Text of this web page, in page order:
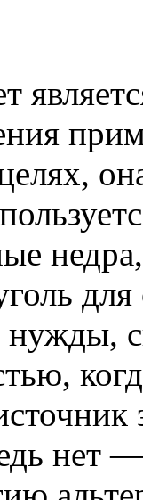
для
нужды,
нет